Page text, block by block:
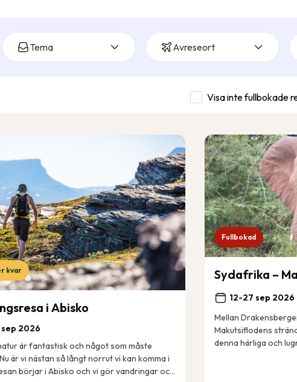
Tema Avreseort
Visa inte fullbokade
kvar
i Abisko
sep 2026
är fantastisk och något som måste
är vi nästan så långt norrut vi kan komma i
börjar i Abisko och vi gör vandringar och
Fullbokad
Sydafrika –
12-27 sep 2026
Mellan
Makutsiflodens
denna härliga och